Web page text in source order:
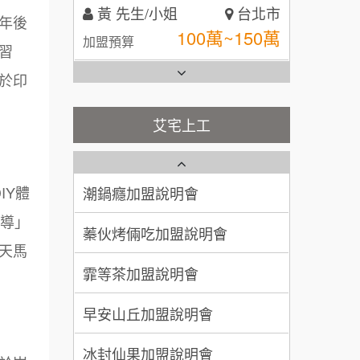
後
印
體
」
馬
林 先生/小姐 屏東縣
加盟預算 100萬 ~ 200萬
吳 先生/小姐 屏東縣
加盟預算 100萬~200萬
周 先生/小姐 台北
加盟預算 100萬 ~150萬
徐 先生/小姐 新北市
加盟預算 50萬~75萬
何 先生/小姐
加盟預算 100萬~300萬
呂 先生/小姐
艾宅上工
台灣G湯加盟說明會
彭富貴加盟說明會
NU PASTA義大利麵加盟說明
潮鍋癮加盟說明會
蓁伙烤倆吃加盟說明會
霏等茶加盟說明會
早安山丘加盟說明會
冰封仙果加盟說明會
Ramble Café 漫步藍咖啡加盟
藍象廷泰式火鍋加盟說明會
日十。早午食加盟說明會
上宇林加盟說明會
莫尼早餐Morni加盟說明會
手作功夫茶加盟說明會
SHARE TEA歇腳亭加盟說明會